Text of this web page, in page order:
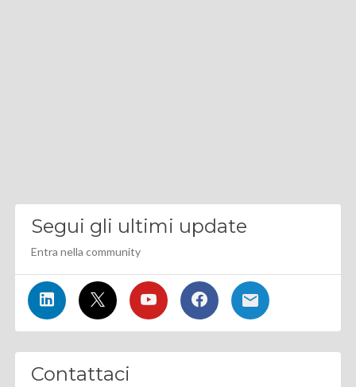
Segui gli ultimi update
Entra nella community
Contattaci